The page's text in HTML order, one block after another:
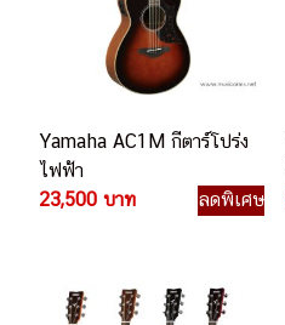
Yamaha AC1M กีตาร์โปร่ง
ไฟฟ้า
23,500 บาท
ลดพิเศษ